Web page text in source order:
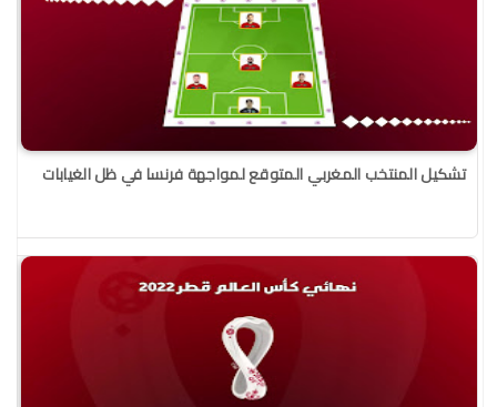
تشكيل المنتخب المغربي المتوقع لمواجهة فرنسا في ظل الغيابات